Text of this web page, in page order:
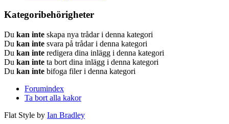
Kategoribehörigheter
Du kan inte skapa nya trådar i denna kategori
Du kan inte svara på trådar i denna kategori
Du kan inte redigera dina inlägg i denna kategori
Du kan inte ta bort dina inlägg i denna kategori
Du kan inte bifoga filer i denna kategori
Forumindex
Ta bort alla kakor
Flat Style by Ian Bradley